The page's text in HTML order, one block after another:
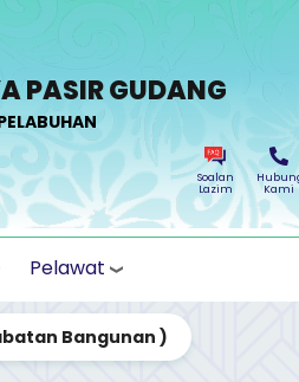
PASIR GUDANG
Soalan
Lazim
Kami
Pelawat
Bangunan )